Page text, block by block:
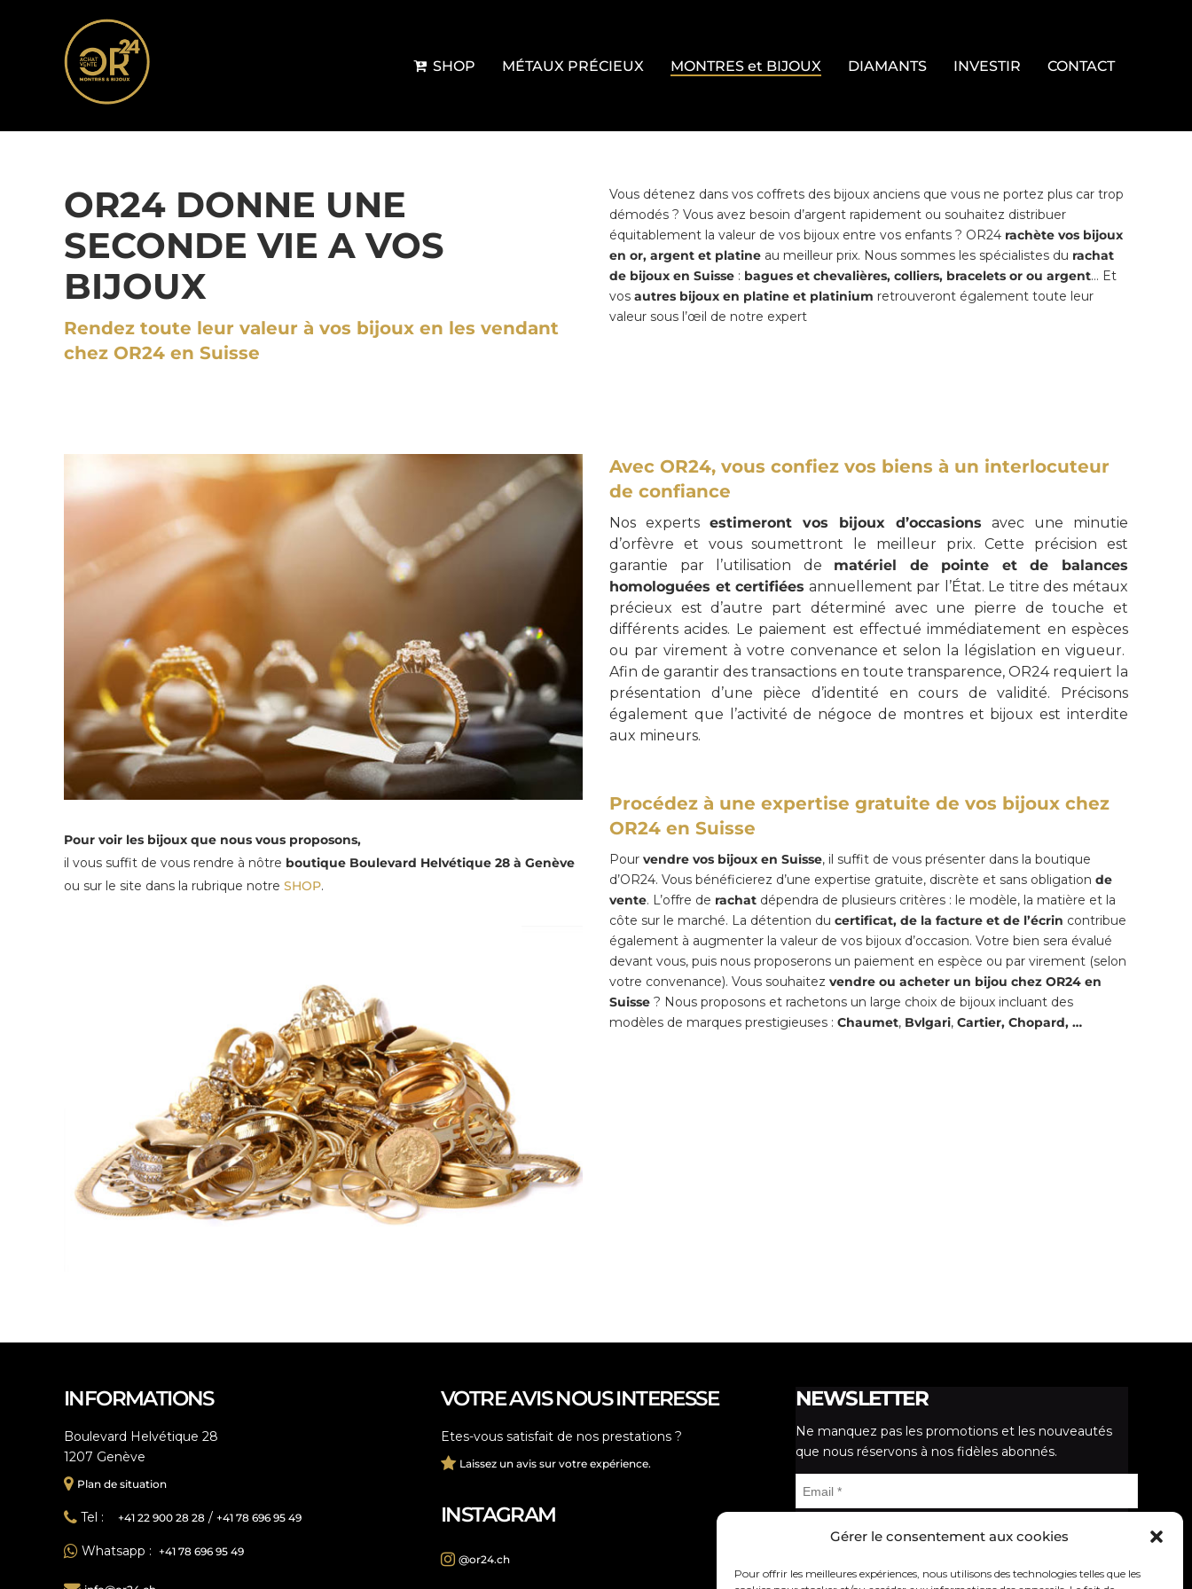
Gérer le consentement aux cookies
Pour offrir les meilleures expériences, nous utilisons des technologies telles que les
SHOP
BAGUES
BOUCLES D’OREILLES
BRACELETS
BROCHES
CHARMS
PIÈCES ET MÉDAILLES
PORTE-CLES
PINCES À BILLETS
MÉTAUX PRÉCIEUX MONTRES et BIJOUX DIAMANTS INVESTIR CONTACT
OR24 DONNE UNE
SECONDE VIE A VOS
BIJOUX
Rendez toute leur valeur à vos bijoux en les vendant
chez OR24 en Suisse
Vous détenez dans vos coffrets des bijoux anciens que vous ne portez plus car trop
démodés ? Vous avez besoin d’argent rapidement ou souhaitez distribuer
équitablement la valeur de vos bijoux entre vos enfants ? OR24 rachète vos bijoux
en or, argent et platine au meilleur prix. Nous sommes les spécialistes du rachat
de bijoux en Suisse : bagues et chevalières, colliers, bracelets or ou argent… Et
vos autres bijoux en platine et platinium retrouveront également toute leur
valeur sous l’œil de notre expert
Pour voir les bijoux que nous vous proposons,
il vous suffit de vous rendre à nôtre boutique Boulevard Helvétique 28 à Genève
ou sur le site dans la rubrique notre SHOP.
Avec OR24, vous confiez vos biens à un interlocuteur
de confiance
Nos experts estimeront vos bijoux d’occasions avec une minutie
d’orfèvre et vous soumettront le meilleur prix. Cette précision est
garantie par l’utilisation de matériel de pointe et de balances
homologuées et certifiées annuellement par l’État. Le titre des métaux
précieux est d’autre part déterminé avec une pierre de touche et
différents acides. Le paiement est effectué immédiatement en espèces
ou par virement à votre convenance et selon la législation en vigueur.
Afin de garantir des transactions en toute transparence, OR24 requiert la
présentation d’une pièce d’identité en cours de validité. Précisons
également que l’activité de négoce de montres et bijoux est interdite
aux mineurs.
Procédez à une expertise gratuite de vos bijoux chez
OR24 en Suisse
Pour vendre vos bijoux en Suisse, il suffit de vous présenter dans la boutique
d’OR24. Vous bénéficierez d’une expertise gratuite, discrète et sans obligation de
vente. L’offre de rachat dépendra de plusieurs critères : le modèle, la matière et la
côte sur le marché. La détention du certificat, de la facture et de l’écrin contribue
également à augmenter la valeur de vos bijoux d’occasion. Votre bien sera évalué
devant vous, puis nous proposerons un paiement en espèce ou par virement (selon
votre convenance). Vous souhaitez vendre ou acheter un bijou chez OR24 en
Suisse ? Nous proposons et rachetons un large choix de bijoux incluant des
modèles de marques prestigieuses : Chaumet, Bvlgari, Cartier, Chopard, …
INFORMATIONS
Boulevard Helvétique 28
1207 Genève
Plan de situation
Tel : +41 22 900 28 28 / +41 78 696 95 49
Whatsapp : +41 78 696 95 49
VOTRE AVIS NOUS INTERESSE
Etes-vous satisfait de nos prestations ?
Laissez un avis sur votre expérience.
INSTAGRAM
@or24.ch
NEWSLETTER
Ne manquez pas les promotions et les nouveautés
que nous réservons à nos fidèles abonnés.
Votre adresse de messagerie est uniquement utilisée
que des informations concernant nos activités. Vous